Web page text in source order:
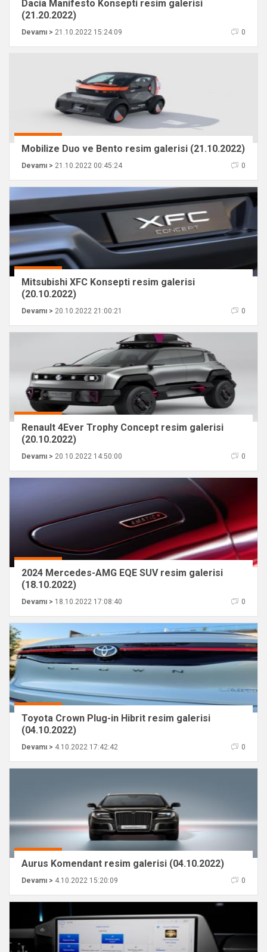
Dacia Manifesto Konsepti resim galerisi
(21.20.2022)
Devamı > 21.10.2022 15:24:09 0
Mobilize Duo ve Bento resim galerisi (21.10.2022)
Devamı > 21.10.2022 00:45:24 0
Mitsubishi XFC Konsepti resim galerisi
(20.10.2022)
Devamı > 20.10.2022 21:00:21 0
Renault 4Ever Trophy Concept resim galerisi
(20.10.2022)
Devamı > 20.10.2022 14:50:00 0
2024 Mercedes-AMG EQE SUV resim galerisi
(18.10.2022)
Devamı > 18.10.2022 17:08:40 0
Toyota Crown Plug-in Hibrit resim galerisi
(04.10.2022)
Devamı > 4.10.2022 17:42:42 0
Aurus Komendant resim galerisi (04.10.2022)
Devamı > 4.10.2022 15:20:09 0